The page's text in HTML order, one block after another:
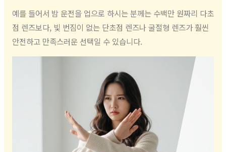
예를 들어서 밤 운전을 업으로 하시는 분께는 수백만 원짜리 다초
점 렌즈보다, 빛 번짐이 없는 단초점 렌즈나 굴절형 렌즈가 훨씬
안전하고 만족스러운 선택일 수 있습니다.